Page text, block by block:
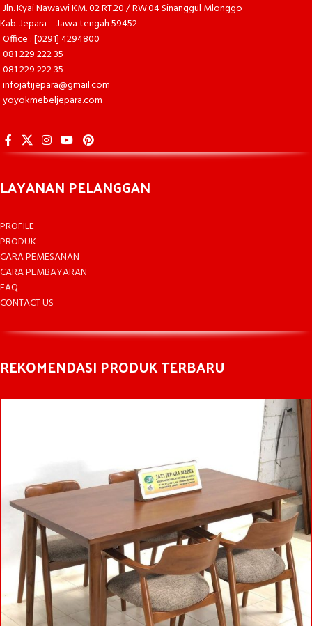
Jln. Kyai Nawawi KM. 02 RT.20 / RW.04 Sinanggul Mlonggo
Kab. Jepara – Jawa tengah 59452
Office : [0291] 4294800
081 229 222 35
081 229 222 35
infojatijepara@gmail.com
yoyokmebeljepara.com
LAYANAN PELANGGAN
PROFILE
PRODUK
CARA PEMESANAN
CARA PEMBAYARAN
FAQ
CONTACT US
REKOMENDASI PRODUK TERBARU